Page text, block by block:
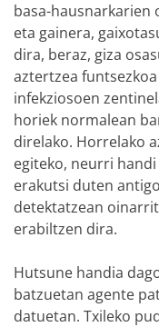
basa-hausnarkarien
eta gainera,
dira, beraz, giza
aztertzea
infekziosoen
horiek normalean
direlako. Horrelako
egiteko, neurri
erakutsi duten
detektatzean
erabiltzen dira.
Hutsune handia
batzuetan agente
datuetan. Txileko